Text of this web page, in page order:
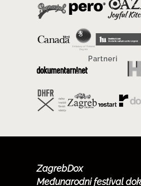
Partneri
ZagrebDox
Međunarodni festival